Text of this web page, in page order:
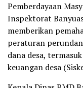
Pemberdayaan
Inspektorat
memberikan
peraturan
dana desa,
keuangan desa